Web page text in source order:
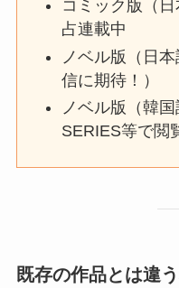
コミック版（
占連載中
ノベル版（日
信に期待！）
ノベル版（韓
SERIES等で閲
既存の作品とは違